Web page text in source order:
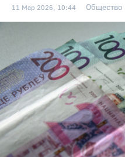
11 Мар 2026, 10:44 Общество